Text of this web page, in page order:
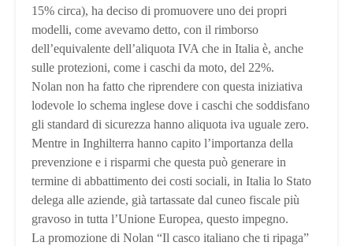
15% circa), ha deciso di promuovere uno dei propri
modelli, come avevamo detto, con il rimborso
dell’equivalente dell’aliquota IVA che in Italia è, anche
sulle protezioni, come i caschi da moto, del 22%.
Nolan non ha fatto che riprendere con questa iniziativa
lodevole lo schema inglese dove i caschi che soddisfano
gli standard di sicurezza hanno aliquota iva uguale zero.
Mentre in Inghilterra hanno capito l’importanza della
prevenzione e i risparmi che questa può generare in
termine di abbattimento dei costi sociali, in Italia lo Stato
delega alle aziende, già tartassate dal cuneo fiscale più
gravoso in tutta l’Unione Europea, questo impegno.
La promozione di Nolan “Il casco italiano che ti ripaga”